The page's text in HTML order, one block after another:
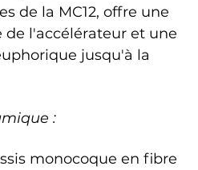
de la MC12, offre une
de l'accélérateur et une
jusqu'à la
:
monocoque en fibre